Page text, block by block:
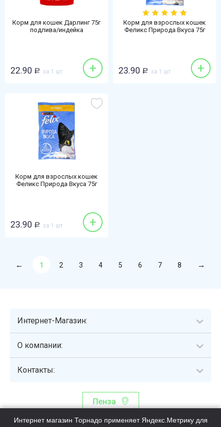
Корм для кошек Дарлинг 75г
подлива/индейка
22.90 Р за 1 шт +
Корм для взрослых кошек
Феликс Природа Вкуса 75г
23.90 Р за 1 шт +
Корм для взрослых кошек
Феликс Природа Вкуса 75г
23.90 Р за 1 шт +
1 2 3 4 5 6 7 8
Интернет-Магазин:
О компании:
Контакты:
Пенза
Торнадо - интернет-гипермаркет, осуществляющий сборку,
Интернет магазин Торнадо применяет Яндекс.Метрику для